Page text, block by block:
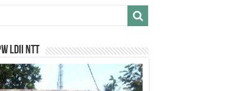
LDII NTT